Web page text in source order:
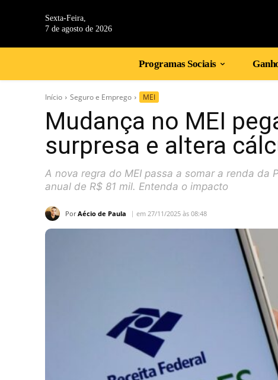
Sexta-Feira,
7 de agosto de 2026
Programas Sociais
Início Seguro e Emprego MEI
Mudança no MEI
surpresa e altera
A nova regra do MEI passa a somar a renda da
anual de R$ 81 mil. Entenda o impacto
Por Aécio de Paula em 27/11/2025 às 08:48